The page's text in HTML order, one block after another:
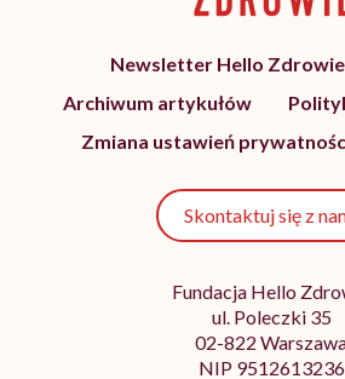
Newsletter Hello Zdrowie
Archiwum artykułów
Zmiana ustawień
Skontaktuj się z
Fundacja Hello
ul. Poleczki 35
02-822
NIP 9512613236